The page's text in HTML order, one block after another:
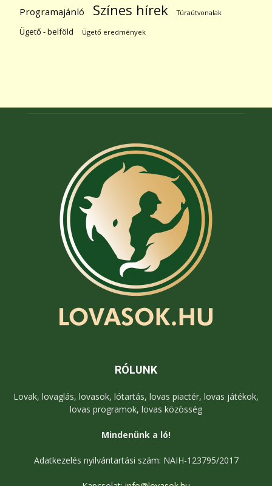
Programajánló Színes hírek Túraútvonalak
Ügető - belföld Ügető eredmények
RÓLUNK
Lovak, lovaglás, lovasok, lótartás, lovas piactér, lovas játékok,
lovas programok, lovas közösség
Mindenünk a ló!
Adatkezelés nyilvántartási szám: NAIH-123795/2017